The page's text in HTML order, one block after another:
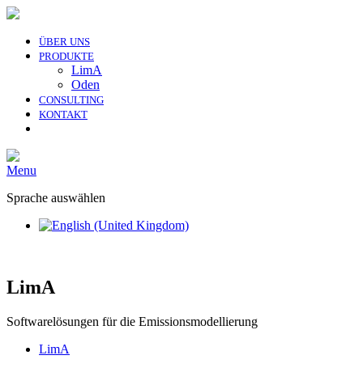
ÜBER UNS
PRODUKTE
LimA
Oden
CONSULTING
KONTAKT
Menu
Sprache auswählen
LimA
Softwarelösungen für die Emissionsmodellierung
LimA